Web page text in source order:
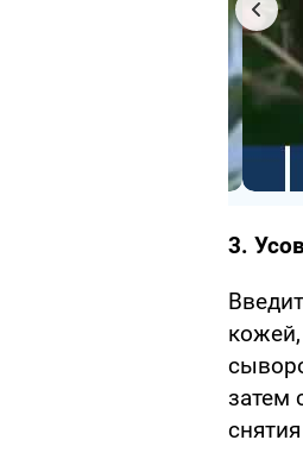
3.
затем